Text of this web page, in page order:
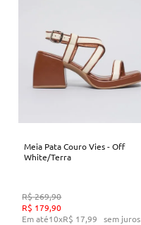
Meia Pata Couro Vies - Off
White/Terra
R$269,90
R$ 179,90
Em até10xR$ 17,99 sem juros